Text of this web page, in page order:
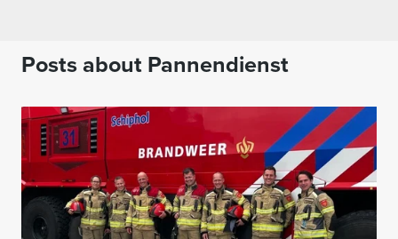
Posts about Pannendienst